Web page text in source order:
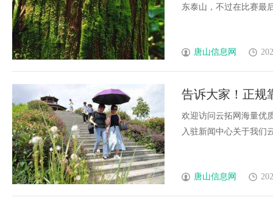
东泰山，不过在比赛最
唐山信息网
告诉大家！正规
欢迎访问云拓网海量优
入驻新闻中心关于我们
唐山信息网